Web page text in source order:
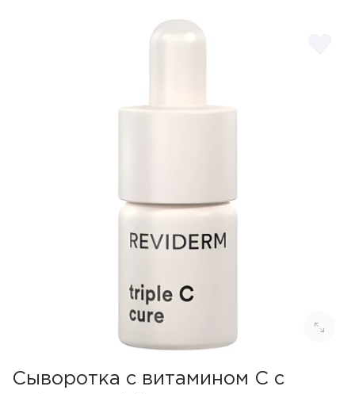
Сыворотка с витамином С с